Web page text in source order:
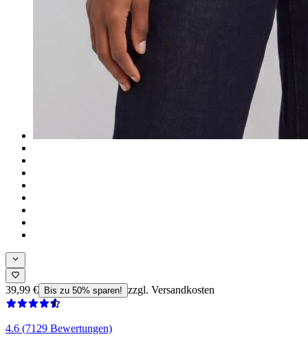
39,99 € Bis zu 50% sparen! zzgl. Versandkosten
4.6 (7129 Bewertungen)